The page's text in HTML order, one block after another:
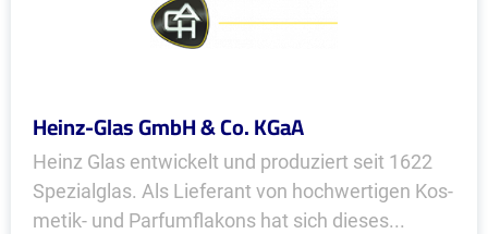
Heinz-Glas GmbH & Co. KGaA
Heinz Glas entwickelt und produ­ziert seit 1622
Spezialglas. Als Lieferant von hoch­wertigen Kos­
metik- und Parfum­fla­kons hat sich dieses...